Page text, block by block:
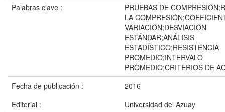
Palabras clave :
PRUEBAS DE
LA
VARIACIÓN;DESVIACIÓN
ESTÁNDAR;ANÁLISIS
ESTADÍSTICO;RESISTENCIA
PROMEDIO;INTERVALO
PROMEDIO;CRITERIOS DE
Fecha de publicación :
2016
Editorial :
Universidad del Azuay